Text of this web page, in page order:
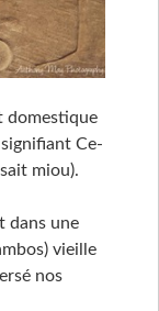
domestique
Ce-
miou).
dans une
vieille
nos